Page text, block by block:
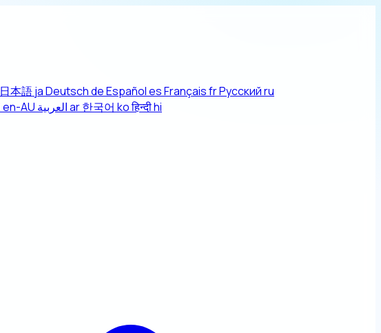
日本語jaDeutschdeEspañolesFrançaisfrРусскийru
en-AU العربيةar한국어 koहिन्दीhi